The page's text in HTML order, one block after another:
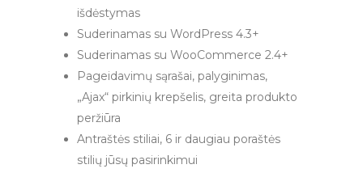
išdėstymas
Suderinamas su WordPress 4.3+
Suderinamas su WooCommerce 2.4+
Pageidavimų sąrašai, palyginimas,
„Ajax“ pirkinių krepšelis, greita produkto
peržiūra
Antraštės stiliai, 6 ir daugiau poraštės
stilių jūsų pasirinkimui